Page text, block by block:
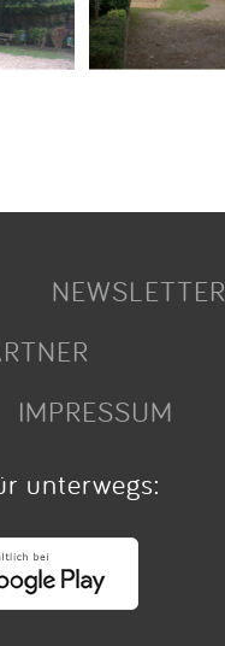
NEWSLETTER
IMPRESSUM
unterwegs: